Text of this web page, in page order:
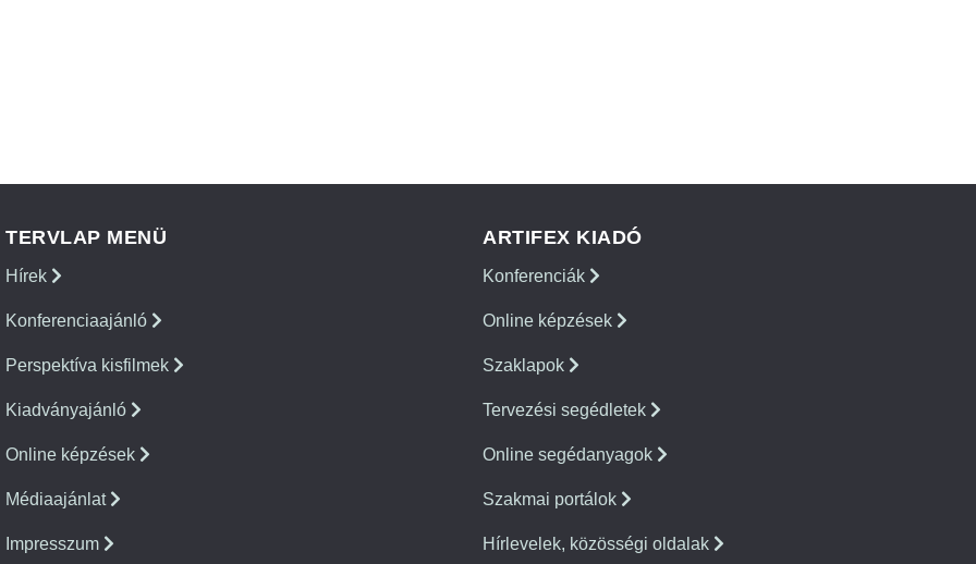
TERVLAP MENÜ
Hírek
Konferenciaajánló
Perspektíva kisfilmek
Kiadványajánló
Online képzések
Médiaajánlat
Impresszum
ARTIFEX KIADÓ
Konferenciák
Online képzések
Szaklapok
Tervezési segédletek
Online segédanyagok
Szakmai portálok
Hírlevelek, közösségi oldalak